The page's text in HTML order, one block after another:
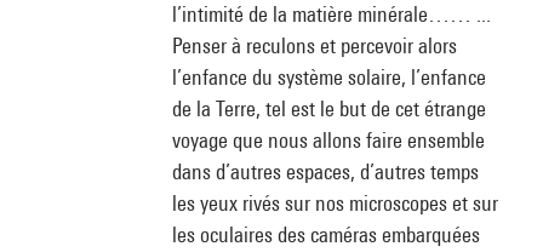
l’intimité de la matière minérale…… ...
Penser à reculons et percevoir alors
l’enfance du système solaire, l’enfance
de la Terre, tel est le but de cet étrange
voyage que nous allons faire ensemble
dans d’autres espaces, d’autres temps
les yeux rivés sur nos microscopes et sur
les oculaires des caméras embarquées